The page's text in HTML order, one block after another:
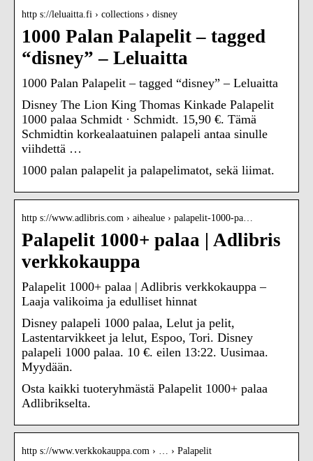
http s://leluaitta.fi › collections › disney
1000 Palan Palapelit – tagged
“disney” – Leluaitta
1000 Palan Palapelit – tagged “disney” – Leluaitta
Disney The Lion King Thomas Kinkade Palapelit
1000 palaa Schmidt · Schmidt. 15,90 €. Tämä
Schmidtin korkealaatuinen palapeli antaa sinulle
viihdettä …
1000 palan palapelit ja palapelimatot, sekä liimat.
http s://www.adlibris.com › aihealue › palapelit-1000-pa…
Palapelit 1000+ palaa | Adlibris
verkkokauppa
Palapelit 1000+ palaa | Adlibris verkkokauppa –
Laaja valikoima ja edulliset hinnat
Disney palapeli 1000 palaa, Lelut ja pelit,
Lastentarvikkeet ja lelut, Espoo, Tori. Disney
palapeli 1000 palaa. 10 €. eilen 13:22. Uusimaa.
Myydään.
Osta kaikki tuoteryhmästä Palapelit 1000+ palaa
Adlibrikselta.
http s://www.verkkokauppa.com › … › Palapelit